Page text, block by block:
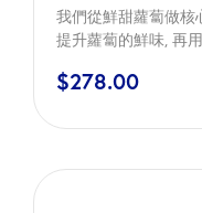
我們從鮮甜蘿蔔做核
提升蘿蔔的鮮味, 再
念加入頂級日本柚
蔔清甜同柚子芬香,
$278.00